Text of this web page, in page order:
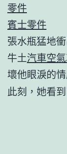
零件
賓士零件
張水瓶猛地
牛土汽車空
壞他眼淚的情
此刻，她看